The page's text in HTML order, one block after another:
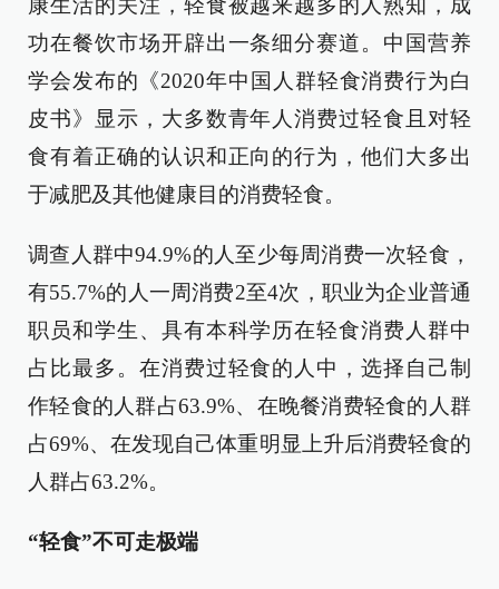
康生活的关注，轻食被越来越多的人熟知，成
功在餐饮市场开辟出一条细分赛道。中国营养
学会发布的《2020年中国人群轻食消费行为白
皮书》显示，大多数青年人消费过轻食且对轻
食有着正确的认识和正向的行为，他们大多出
于减肥及其他健康目的消费轻食。
调查人群中94.9%的人至少每周消费一次轻食，
有55.7%的人一周消费2至4次，职业为企业普通
职员和学生、具有本科学历在轻食消费人群中
占比最多。在消费过轻食的人中，选择自己制
作轻食的人群占63.9%、在晚餐消费轻食的人群
占69%、在发现自己体重明显上升后消费轻食的
人群占63.2%。
“轻食”不可走极端